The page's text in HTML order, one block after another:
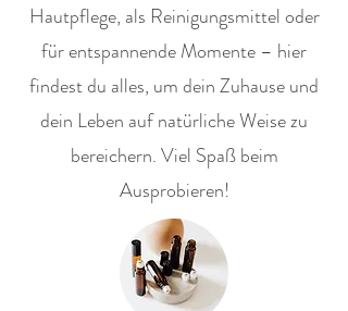
Hautpflege, als Reinigungsmittel oder
für entspannende Momente – hier
findest du alles, um dein Zuhause und
dein Leben auf natürliche Weise zu
bereichern. Viel Spaß beim
Ausprobieren!